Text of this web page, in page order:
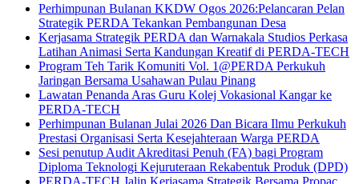
Perhimpunan Bulanan KKDW Ogos 2026:Pelancaran Pelan
Strategik PERDA Tekankan Pembangunan Desa
Kerjasama Strategik PERDA dan Warnakala Studios Perkasa
Latihan Animasi Serta Kandungan Kreatif di PERDA-TECH
Program Teh Tarik Komuniti Vol. 1@PERDA Perkukuh
Jaringan Bersama Usahawan Pulau Pinang
Lawatan Penanda Aras Guru Kolej Vokasional Kangar ke
PERDA-TECH
Perhimpunan Bulanan Julai 2026 Dan Bicara Ilmu Perkukuh
Prestasi Organisasi Serta Kesejahteraan Warga PERDA
Sesi penutup Audit Akreditasi Penuh (FA) bagi Program
Diploma Teknologi Kejuruteraan Rekabentuk Produk (DPD)
PERDA-TECH Jalin Kerjasama Strategik Bersama Propac